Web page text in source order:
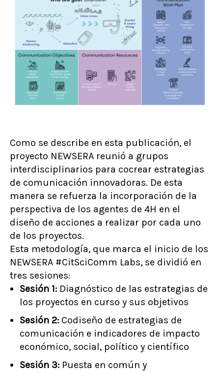
Como se describe en esta publicación, el
proyecto NEWSERA reunió a grupos
interdisciplinarios para cocrear estrategias
de comunicación innovadoras. De esta
manera se refuerza la incorporación de la
perspectiva de los agentes de 4H en el
diseño de acciones a realizar por cada uno
de los proyectos.
Esta metodología, que marca el inicio de los
NEWSERA #CitSciComm Labs, se dividió en
tres sesiones:
Sesión 1: Diagnóstico de las estrategias de
los proyectos en curso y sus objetivos
Sesión 2: Codiseño de estrategias de
comunicación e indicadores de impacto
económico, social, político y científico
Sesión 3: Puesta en común y